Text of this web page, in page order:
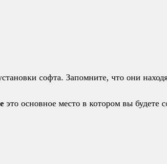
софта. Запомните, что они
это основное место в котором вы будете